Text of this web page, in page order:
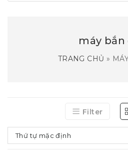
máy
TRANG CHỦ »
Filter
Thứ tự mặc định